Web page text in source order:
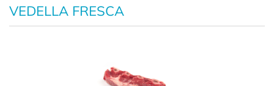
VEDELLA FRESCA